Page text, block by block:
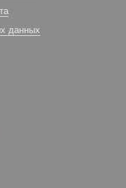
данных